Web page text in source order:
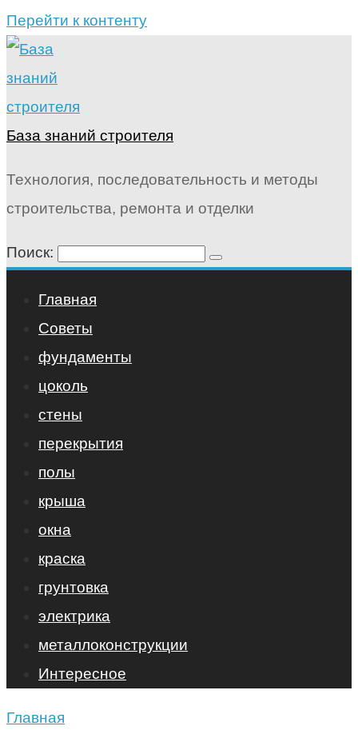
Перейти к контенту
База знаний строителя
Технология, последовательность и методы
строительства, ремонта и отделки
Поиск:
Главная
Советы
фундаменты
цоколь
стены
перекрытия
полы
крыша
окна
краска
грунтовка
электрика
металлоконструкции
Интересное
Главная